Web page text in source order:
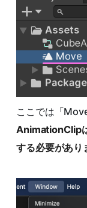
ここでは「
AnimationClip
する必要があり